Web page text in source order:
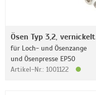
Ösen Typ 3,2, vernickelt
für Loch- und Ösenzange
und Ösenpresse EP50
Artikel-Nr.: 1001122